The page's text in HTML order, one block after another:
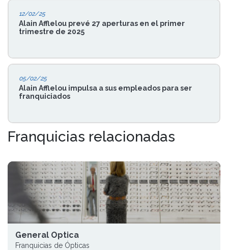
12/02/25
Alain Afflelou prevé 27 aperturas en el primer
trimestre de 2025
05/02/25
Alain Afflelou impulsa a sus empleados para ser
franquiciados
Franquicias relacionadas
General Optica
Franquicias de Ópticas